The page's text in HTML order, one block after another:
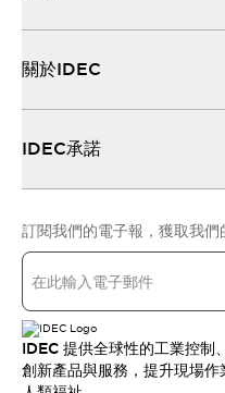
關於IDEC
IDEC承諾
訂閱我們的電子報，獲取我們
IDEC 提供全球性的工業控制
創新產品與服務，提升現場